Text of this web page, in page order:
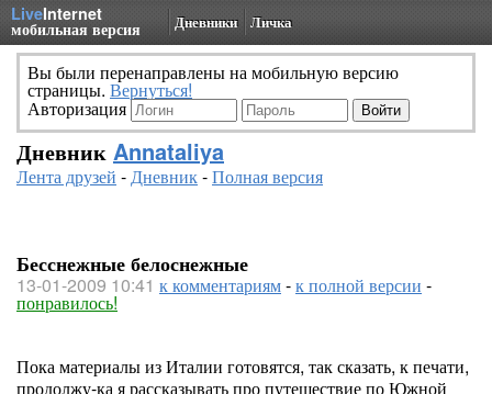
LiveInternet
мобильная версия Дневники Личка
Вы были перенаправлены на мобильную версию
страницы. Вернуться!
Авторизация
Дневник Annataliya
Лента друзей -Дневник-Полная версия
Бесснежные белоснежные
13-01-2009 10:41 к комментариям-к полной версии -
понравилось!
Пока материалы из Италии готовятся, так сказать, к печати,
продолжу-ка я рассказывать про путешествие по Южной